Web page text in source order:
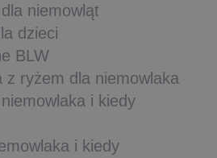
niemowląt
dzieci
BLW
z ryżem dla niemowlaka
i kiedy
i kiedy